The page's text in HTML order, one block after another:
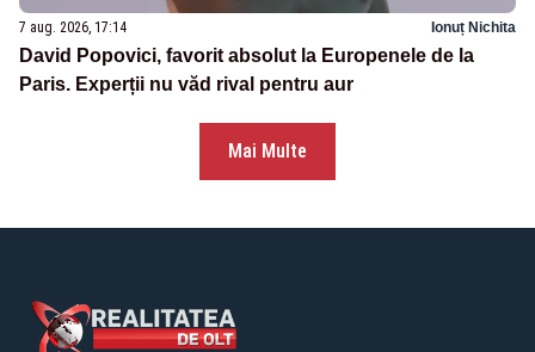
7 aug. 2026, 17:14 Ionuț Nichita
David Popovici, favorit absolut la Europenele de la
Paris. Experții nu văd rival pentru aur
Mai Multe